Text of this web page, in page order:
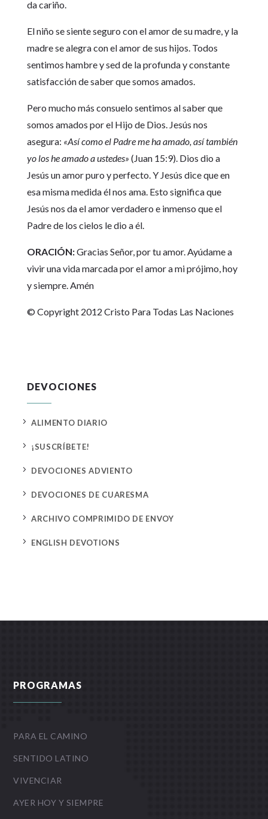
da cariño.
El niño se siente seguro con el amor de su madre, y la
madre se alegra con el amor de sus hijos. Todos
sentimos hambre y sed de la profunda y constante
satisfacción de saber que somos amados.
Pero mucho más consuelo sentimos al saber que
somos amados por el Hijo de Dios. Jesús nos
asegura: «Así como el Padre me ha amado, así también
yo los he amado a ustedes» (Juan 15:9). Dios dio a
Jesús un amor puro y perfecto. Y Jesús dice que en
esa misma medida él nos ama. Esto significa que
Jesús nos da el amor verdadero e inmenso que el
Padre de los cielos le dio a él.
ORACIÓN:Gracias Señor, por tu amor. Ayúdame a
vivir una vida marcada por el amor a mi prójimo, hoy
y siempre. Amén
© Copyright 2012 Cristo Para Todas Las Naciones
DEVOCIONES
5 ALIMENTO DIARIO
5 ¡SUSCRÍBETE!
5 DEVOCIONES ADVIENTO
5 DEVOCIONES DE CUARESMA
5 ARCHIVO COMPRIMIDO DE ENVOY
5 ENGLISH DEVOTIONS
PROGRAMAS
PARA EL CAMINO
SENTIDO LATINO
VIVENCIAR
AYER HOY Y SIEMPRE